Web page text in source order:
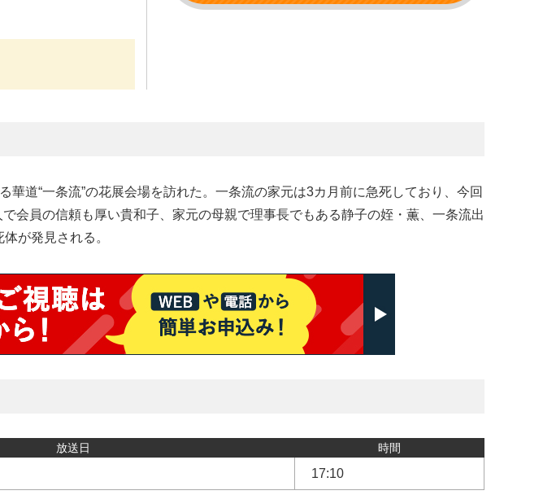
道“一条流”の花展会場を訪れた。一条流の家元は3カ月前に急死しており、今回
会員の信頼も厚い貴和子、家元の母親で理事長でもある静子の姪・薫、一条流出
が発見される。
放送日 時間
17:10